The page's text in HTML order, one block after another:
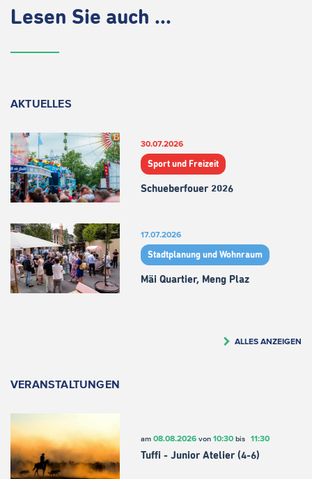
Lesen Sie auch ...
AKTUELLES
30.07.2026
Sport und Freizeit
Schueberfouer 2026
17.07.2026
Stadtplanung und Wohnraum
Mäi Quartier, Meng Plaz
ALLES ANZEIGEN
VERANSTALTUNGEN
am 08.08.2026von 10:30bis 11:30
Tuffi - Junior Atelier (4-6)